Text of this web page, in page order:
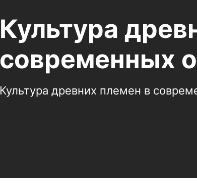
Культура
современных
Культура древних племен в